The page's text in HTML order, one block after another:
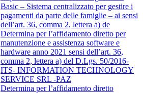
Basic – Sistema centralizzato per gestire i
pagamenti da parte delle famiglie – ai sensi
dell’art. 36, comma 2, lettera a) de
Determina per l’affidamento diretto per
manutenzione e assistenza software e
hardware anno 2021 sensi dell’art. 36,
comma 2, lettera a) del D.Lgs. 50/2016-
ITS- INFORMATION TECHNOLOGY
SERVICE SRL -PAZ
Determina per l’affidamento diretto